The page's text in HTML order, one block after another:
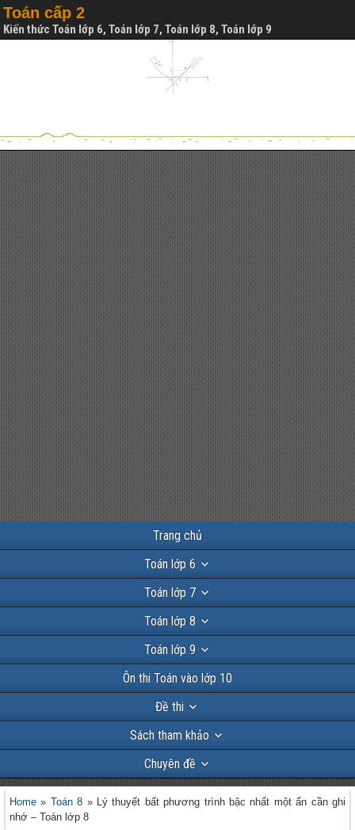
Toán cấp 2
Kiến thức Toán lớp 6, Toán lớp 7, Toán lớp 8, Toán lớp 9
Trang chủ
Toán lớp 6
Toán lớp 7
Toán lớp 8
Toán lớp 9
Ôn thi Toán vào lớp 10
Đề thi
Sách tham khảo
Chuyên đề
Home » Toán 8 » Lý thuyết bất phương trình bậc nhất một ẩn cần ghi
nhớ – Toán lớp 8